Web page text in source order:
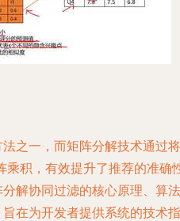
之一，而矩阵分解技术通过将
乘积，有效提升了推荐的准确
解协同过滤的核心原理、算法
在为开发者提供系统的技术指